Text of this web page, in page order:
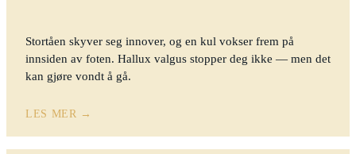
Stortåen skyver seg innover, og en kul vokser frem på
innsiden av foten. Hallux valgus stopper deg ikke — men det
kan gjøre vondt å gå.
LES MER →